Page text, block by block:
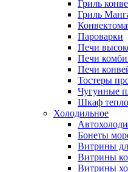
Гриль
Гриль
Пароварки
Печи
Печи
Печи
Тостеры
Чугунные
Шкаф
Холодильное
Бонеты
Витрины
Витрины
Витрины